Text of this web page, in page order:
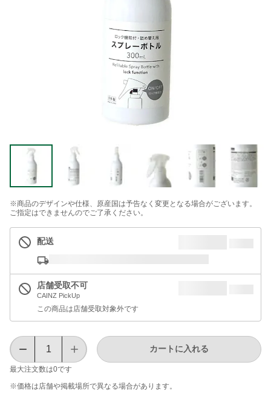
※商品のデザインや仕様、原産国は予告なく変更となる場合がございます。
ご指定はできませんのでご了承ください。
配送
店舗受取不可
CAINZ PickUp
この商品は店舗受取対象外です
最大注文数は0です
カートに入れる
※価格は​店舗や​掲載場所で​異なる​場合が​あります。